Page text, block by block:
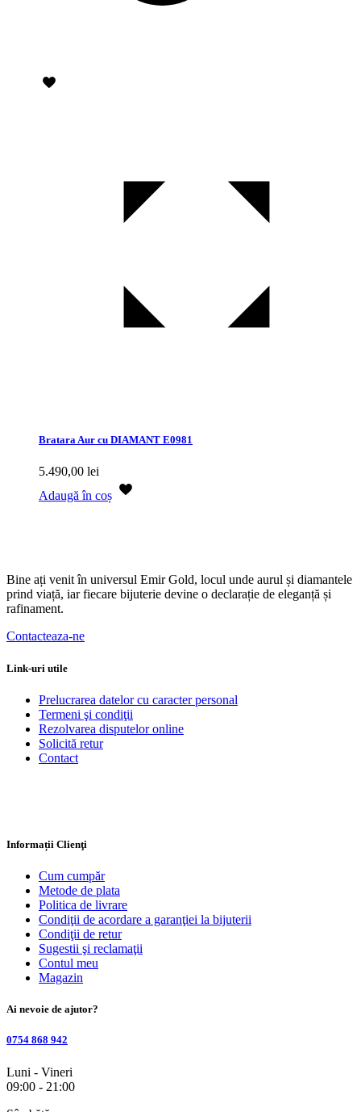
Bratara Aur cu DIAMANT E0981
5.490,00 lei
Adaugă în coș
Bine ați venit în universul Emir Gold, locul unde aurul și diamantele
prind viață, iar fiecare bijuterie devine o declarație de eleganță și
rafinament.
Contacteaza-ne
Link-uri utile
Prelucrarea datelor cu caracter personal
Termeni şi condiţii
Rezolvarea disputelor online
Solicită retur
Contact
Informații Clienţi
Cum cumpăr
Metode de plata
Politica de livrare
Condiţii de acordare a garanţiei la bijuterii
Condiţii de retur
Sugestii şi reclamaţii
Contul meu
Magazin
Ai nevoie de ajutor?
0754 868 942
Luni - Vineri
09:00 - 21:00